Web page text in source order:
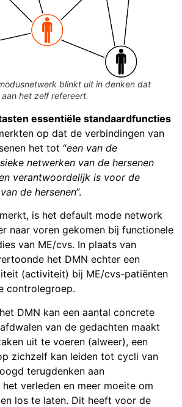
blinkt uit in denken dat
aan het zelf refereert.
essentiële standaardfuncties
op dat de verbindingen van
het tot “een van de
netwerken van de hersenen
verantwoordelijk is voor de
de hersenen”.
is het default mode network
naar voren gekomen bij functionele
van ME/cvs. In plaats van
het DMN echter een
(activiteit) bij ME/cvs-patiënten
controlegroep.
DMN kan een aantal concrete
van de gedachten maakt
uit te voeren (alweer), een
zichzelf kan leiden tot cycli van
terugdenken aan
verleden en meer moeite om
los te laten. Dit heeft voor de